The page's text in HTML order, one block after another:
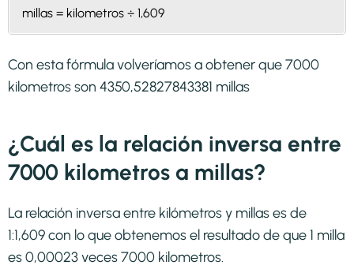
millas = kilometros ÷ 1,609
Con esta fórmula volveríamos a obtener que 7000
kilometros son 4350,52827843381 millas
¿Cuál es la relación inversa entre
7000 kilometros a millas?
La relación inversa entre kilómetros y millas es de
1:1,609 con lo que obtenemos el resultado de que 1 milla
es 0,00023 veces 7000 kilometros.